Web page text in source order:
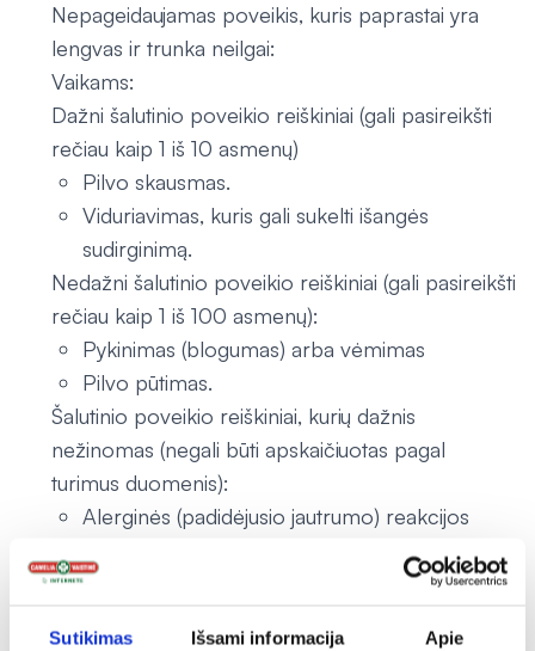
Sutikimas Išsami informacija Apie
Nepageidaujamas poveikis, kuris paprastai yra
lengvas ir trunka neilgai:
Vaikams:
Dažni šalutinio poveikio reiškiniai (gali pasireikšti
rečiau kaip 1 iš 10 asmenų)
Pilvo skausmas.
Viduriavimas, kuris gali sukelti išangės
sudirginimą.
Nedažni šalutinio poveikio reiškiniai (gali pasireikšti
rečiau kaip 1 iš 100 asmenų):
Pykinimas (blogumas) arba vėmimas
Pilvo pūtimas.
Šalutinio poveikio reiškiniai, kurių dažnis
nežinomas (negali būti apskaičiuotas pagal
turimus duomenis):
Alerginės (padidėjusio jautrumo) reakcijos
(bėrimas, dilgėlinė, veido ar gerklės tinimas,
sunkumas kvėpuoti, alpimas ar kolapsas).